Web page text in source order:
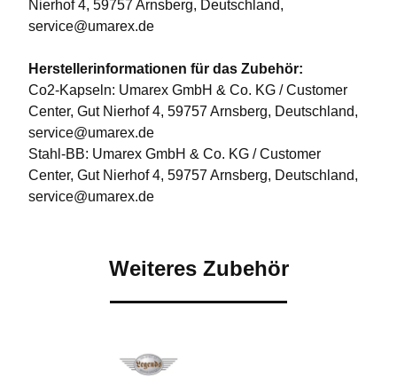
Nierhof 4, 59757 Arnsberg, Deutschland,
service@umarex.de
Herstellerinformationen für das Zubehör:
Co2-Kapseln: Umarex GmbH & Co. KG / Customer
Center, Gut Nierhof 4, 59757 Arnsberg, Deutschland,
service@umarex.de
Stahl-BB: Umarex GmbH & Co. KG / Customer
Center, Gut Nierhof 4, 59757 Arnsberg, Deutschland,
service@umarex.de
Weiteres Zubehör